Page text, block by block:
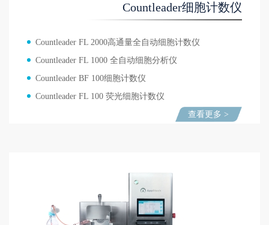
Countleader细胞计数仪
Countleader FL 2000高通量全自动细胞计数仪
Countleader FL 1000 全自动细胞分析仪
Countleader BF 100细胞计数仪
Countleader FL 100 荧光细胞计数仪
查看更多 >